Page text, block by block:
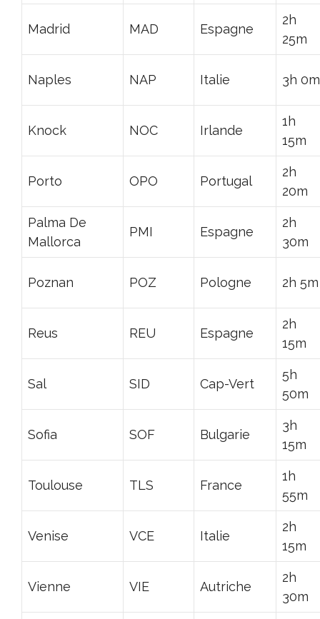
Madrid MAD Espagne
2h
25m
Naples NAP Italie 3h 0m
Knock NOC Irlande
1h
15m
Porto OPO Portugal
2h
20m
Palma De
Mallorca
PMI Espagne
2h
30m
Poznan POZ Pologne 2h 5m
Reus REU Espagne
2h
15m
Sal SID Cap-Vert
5h
50m
Sofia SOF Bulgarie
3h
15m
Toulouse TLS France
1h
55m
Venise VCE Italie
2h
15m
Vienne VIE Autriche
2h
30m